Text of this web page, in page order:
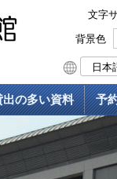
文字
背景色
出の多い資料 予